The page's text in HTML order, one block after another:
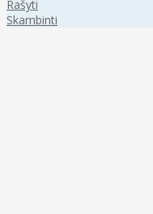
Rašyti
Skambinti